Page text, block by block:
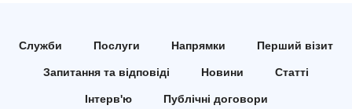
Кардіологія
Мамологія
Медична психологія
Служби Послуги Напрямки Перший візит
Запитання та відповіді Новини Статті
Інтерв'ю Публічні договори